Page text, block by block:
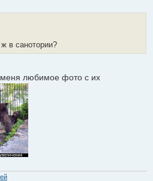
в санотории?
любимое фото с их